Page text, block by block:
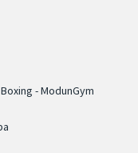
- ModunGym